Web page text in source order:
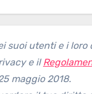
suoi utenti e i
e il
maggio 2018.